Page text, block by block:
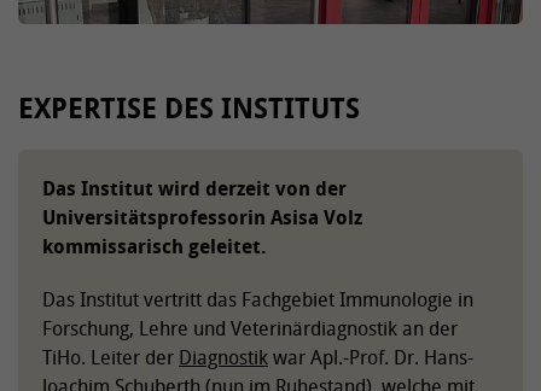
EXPERTISE DES INSTITUTS
Das Institut wird derzeit von der
Universitätsprofessorin Asisa Volz
kommissarisch geleitet.
Das Institut vertritt das Fachgebiet Immunologie in
Forschung, Lehre und Veterinärdiagnostik an der
TiHo. Leiter der Diagnostikwar Apl.-Prof. Dr. Hans-